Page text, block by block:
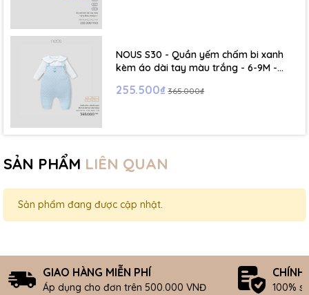
NOUS S30 - Quần yếm chấm bi xanh
kèm áo dài tay màu trắng - 6-9M -
255.500₫ 365.000₫
SẢN PHẨM LIÊN QUAN
Sản phẩm đang được cập nhật.
GIAO HÀNG MIỄN PHÍ
Áp dụng cho đơn trên 500.000 VNĐ
CHÍNH
100%